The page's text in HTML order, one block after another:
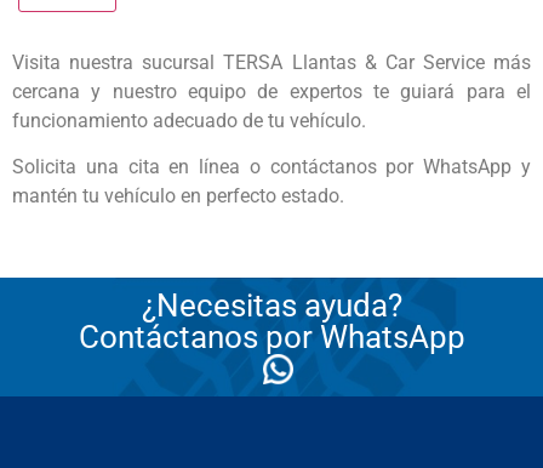
Visita nuestra sucursal TERSA Llantas & Car Service más
cercana y nuestro equipo de expertos te guiará para el
funcionamiento adecuado de tu vehículo.
Solicita una cita en línea o contáctanos por WhatsApp y
mantén tu vehículo en perfecto estado.
¿Necesitas ayuda?
Contáctanos por WhatsApp